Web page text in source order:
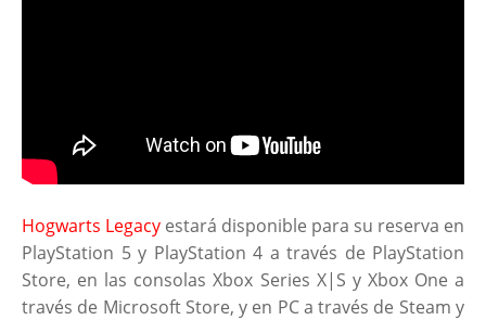
Hogwarts Legacy estará disponible para su reserva en
PlayStation 5 y PlayStation 4 a través de PlayStation
Store, en las consolas Xbox Series X|S y Xbox One a
través de Microsoft Store, y en PC a través de Steam y